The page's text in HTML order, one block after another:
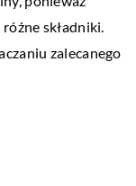
składniki.
zalecanego